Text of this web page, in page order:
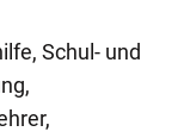
Schul- und